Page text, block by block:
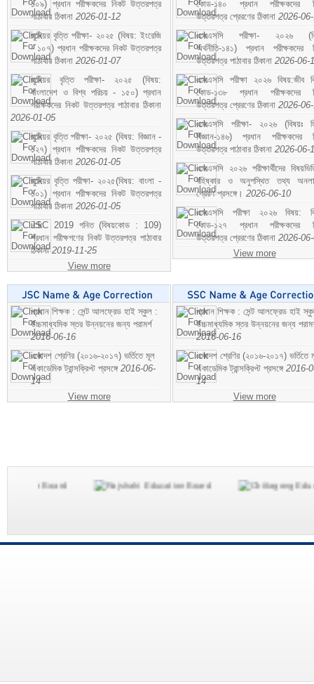
১০৯) প্রধান পরীক্ষকদের নিকট উত্তরপত্র
পাঠাবার ঠিকানা 2026-01-12
জুনিয়র বৃত্তি পরীক্ষা- ২০২৫ (বিষয়: ইংরেজি
- ১০৭) প্রধান পরীক্ষকদের নিকট উত্তরপত্র
পাঠাবার ঠিকানা 2026-01-07
জুনিয়র বৃত্তি পরীক্ষা- ২০২৫ (বিষয়:
বাংলাদেশ ও বিশ্ব পরিচয় - ১৫০) প্রধান
পরীক্ষকদের নিকট উত্তরপত্র পাঠাবার ঠিকানা
2026-01-05
জুনিয়র বৃত্তি পরীক্ষা- ২০২৫ (বিষয়: বিজ্ঞান -
১২৭) প্রধান পরীক্ষকদের নিকট উত্তরপত্র
পাঠাবার ঠিকানা 2026-01-05
জুনিয়র বৃত্তি পরীক্ষা- ২০২৫(বিষয়: বাংলা -
১০১) প্রধান পরীক্ষকদের নিকট উত্তরপত্র
পাঠাবার ঠিকানা 2026-01-05
JSC 2019 গনিত (বিষয়কোড : 109)
প্রধান পরীক্ষগণের নিকট উত্তরপত্র পাঠাবার
ঠিকানা2019-11-25
View more
কোড-১৪০ প্রধান পরীক্ষকদের
উত্তরপত্র প্রেরণের ঠিকানা 2026-
এসএসসি পরীক্ষা- ২০২৬
অর্থনীতি-১৪১) প্রধান পরীক্ষকদের
উত্তরপত্র পাঠাবার ঠিকানা 2026-06-
এসএসসি পরীক্ষা ২০২৬ বিষয়:জীব
কোড-১৩৮ প্রধান পরীক্ষকদের
উত্তরপত্র প্রেরণের ঠিকানা 2026-
এসএসসি পরীক্ষা- ২০২৬ (বিষয়ঃ
বিজ্ঞান-১৪৬) প্রধান পরীক্ষকদের
উত্তরপত্র পাঠাবার ঠিকানা 2026-06-
এসএসসি ২০২৬ পরীক্ষার্থীদের
বহিষ্কার ও অনুপস্থিত তথ্য
প্রেরণ প্রসঙ্গে। 2026-06-10
এসএসসি পরীক্ষা ২০২৬ বিষয়:
কোড-১২৭ প্রধান পরীক্ষকদের
উত্তরপত্র প্রেরণের ঠিকানা 2026-
View more
প্রধান শিক্ষক : সেন্ট আলফ্রেড হাই স্কুল :
উচ্চমাধ্যমিক স্তর উন্নয়নের জন্য পরামর্শ
2016-06-16
একাদশ শ্রেণির (২০১৬-২০১৭) ভর্তিতে মূল
একাডেমিক ট্রান্সক্রিপ্ট প্রসঙ্গে 2016-06-
14
View more
প্রধান শিক্ষক : সেন্ট আলফ্রেড হাই
উচ্চমাধ্যমিক স্তর উন্নয়নের জন্য
2016-06-16
একাদশ শ্রেণির (২০১৬-২০১৭) ভর্তিতে
একাডেমিক ট্রান্সক্রিপ্ট প্রসঙ্গে 2016-
14
View more